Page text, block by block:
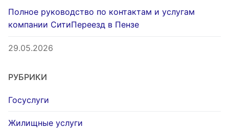
Полное руководство по контактам и услугам
компании СитиПереезд в Пензе
29.05.2026
РУБРИКИ
Госуслуги
Жилищные услуги